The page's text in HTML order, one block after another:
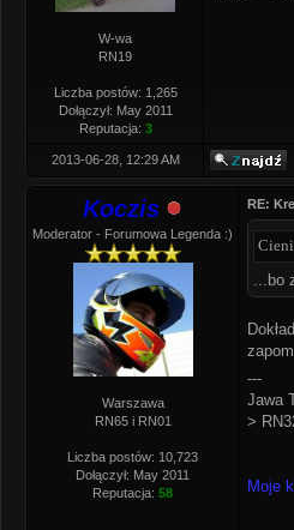
W-wa
RN19
Liczba postów: 1,265
Dołączył: May 2011
Reputacja: 3
2013-06-28, 12:29 AM
Koczis
Moderator - Forumowa Legenda :)
Warszawa
RN65 i RN01
Liczba postów: 10,723
Dołączył: May 2011
Reputacja: 58
RE:
...bo
---
Jawa
>
Moje